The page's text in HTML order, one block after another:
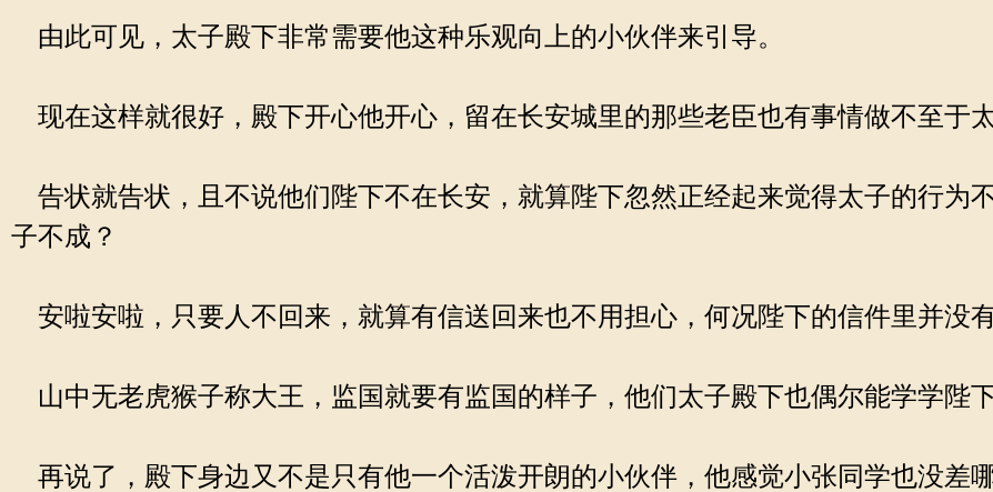
由此可见，太子殿下非常需要他这种乐观向上的小伙伴来引导。
现在这样就很好，殿下开心他开心，留在长安城里的那些老臣也有事情做不至于
告状就告状，且不说他们陛下不在长安，就算陛下忽然正经起来觉得太子的行为
子不成？
安啦安啦，只要人不回来，就算有信送回来也不用担心，何况陛下的信件里并没
山中无老虎猴子称大王，监国就要有监国的样子，他们太子殿下也偶尔能学学陛
再说了，殿下身边又不是只有他一个活泼开朗的小伙伴，他感觉小张同学也没差哪